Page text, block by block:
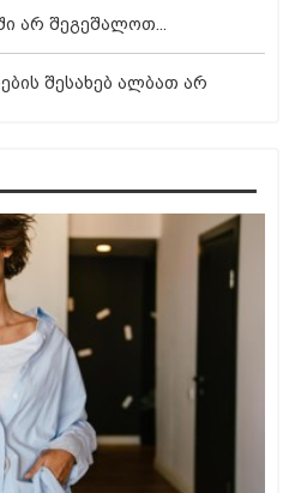
არ შეგეშალოთ...
შესახებ ალბათ არ